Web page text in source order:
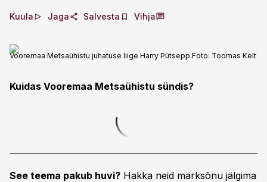
Kuula Jaga Salvesta Vihja
Vooremaa Metsaühistu juhatuse liige Harry Pütsepp.Foto: Toomas Kelt
Kuidas Vooremaa Metsaühistu sündis?
See teema pakub huvi? Hakka neid märksõnu jälgima